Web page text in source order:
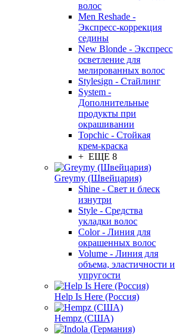
волос
Men Reshade -
Экспресс-коррекция
седины
New Blonde - Экспресс
осветление для
мелированных волос
Stylesign - Стайлинг
System -
Дополнительные
продукты при
окрашивании
Topchic - Стойкая
крем-краска
+ ЕЩЕ 8
Greymy (Швейцария)
Shine - Свет и блеск
изнутри
Style - Средства
укладки волос
Color - Линия для
окрашенных волос
Volume - Линия для
объема, эластичности и
упругости
Help Is Here (Россия)
Hempz (США)